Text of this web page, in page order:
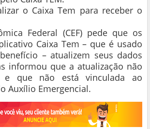
o Caixa Tem para receber o
Federal (CEF) pede que os
Caixa Tem – que é usado
– atualizem seus dados
informou que a atualização não
e que não está vinculada ao
Auxílio Emergencial.